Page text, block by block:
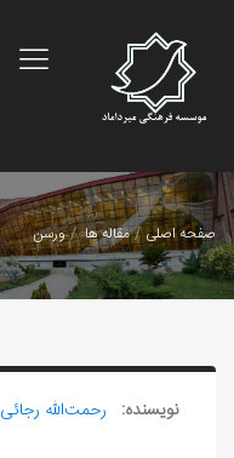
صفحه اصلی مقاله ها ورسن
نویسنده: رحمت‌الله رجائی